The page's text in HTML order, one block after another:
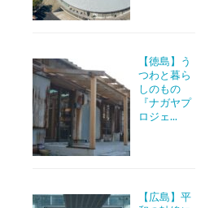
【徳島】う
つわと暮ら
しのもの
『ナガヤプ
ロジェ...
【広島】平